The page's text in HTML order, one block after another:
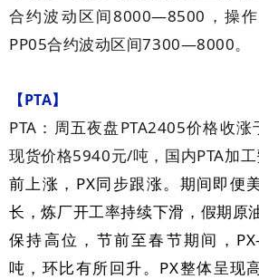
合约波动区间8000—8500 ，操
PP05合约波动区间7300—8000。
【 PTA】
PTA ：周五夜盘 PTA2405价格收涨
现货价格5940元/吨，国内PTA加
前上涨， PX同步跟涨。期间即便
长，炼厂开工率持续下滑，假期原
保持高位，节前至春节期间，
吨，环比有所回升。 PX整体呈现